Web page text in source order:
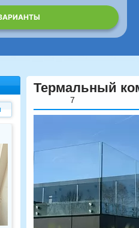
Термальный
7